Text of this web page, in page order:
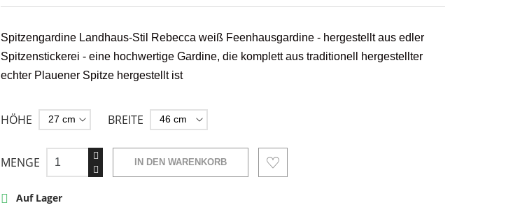
Spitzengardine Landhaus-Stil Rebecca weiß Feenhausgardine - hergestellt aus edler
Spitzenstickerei - eine hochwertige Gardine, die komplett aus traditionell hergestellter
echter Plauener Spitze hergestellt ist
HÖHE BREITE
MENGE IN DEN WARENKORB
 Auf Lager